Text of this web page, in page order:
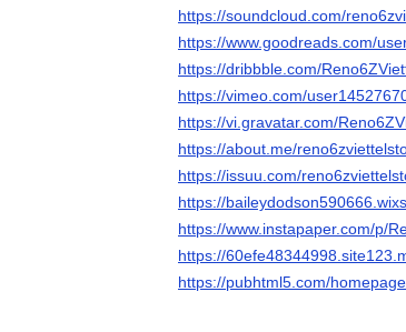
https://soundcloud.com/
https://www.goodreads.com/
https://dribbble.com/
https://vimeo.com/
https://vi.gravatar.com/
https://about.me/
https://issuu.com/
https://
https://www.instapaper.com/p/
https://
https://pubhtml5.com/